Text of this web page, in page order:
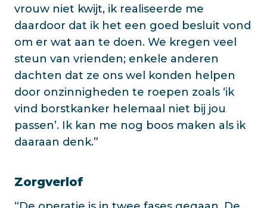
vrouw niet kwijt, ik realiseerde me
daardoor dat ik het een goed besluit vond
om er wat aan te doen. We kregen veel
steun van vrienden; enkele anderen
dachten dat ze ons wel konden helpen
door onzinnigheden te roepen zoals ‘ik
vind borstkanker helemaal niet bij jou
passen’. Ik kan me nog boos maken als ik
daaraan denk.”
Zorgverlof